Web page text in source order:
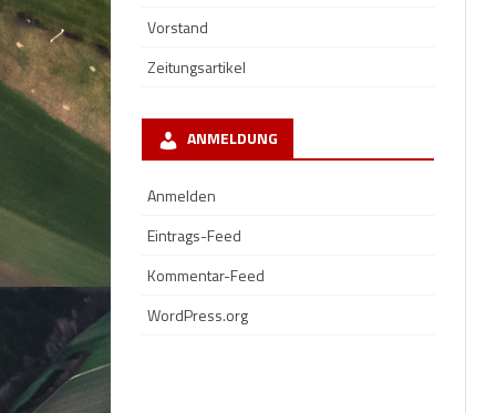
Vorstand
Zeitungsartikel
ANMELDUNG
Anmelden
Eintrags-Feed
Kommentar-Feed
WordPress.org